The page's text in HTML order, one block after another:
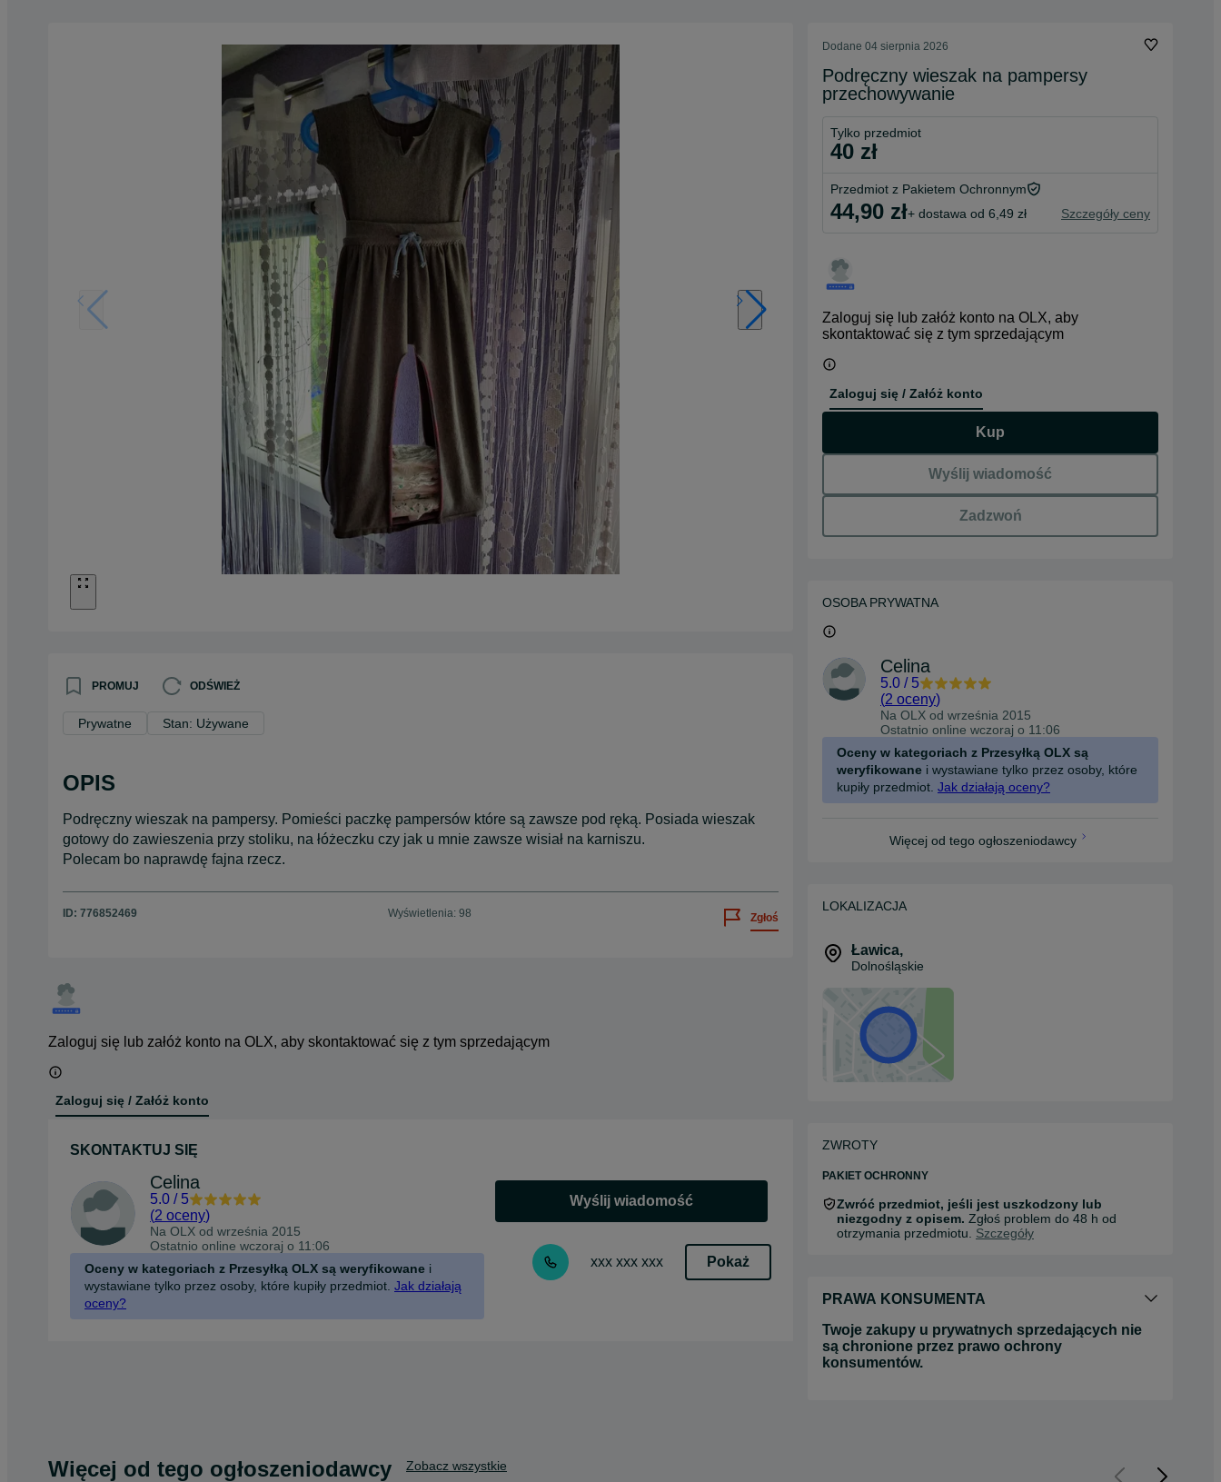
PROMUJ ODŚWIEŻ
Prywatne Stan: Używane
OPIS
Podręczny wieszak na pampersy. Pomieści paczkę pampersów które są zawsze pod ręką. Posiada wieszak
gotowy do zawieszenia przy stoliku, na łóżeczku czy jak u mnie zawsze wisiał na karniszu.
Polecam bo naprawdę fajna rzecz.
ID: 776852469 Wyświetlenia: 98 Zgłoś
Zaloguj się lub załóż konto na OLX, aby skontaktować się z tym sprzedającym
Zaloguj się / Załóż konto
SKONTAKTUJ SIĘ
Celina
5.0 / 5
(2 oceny)
Na OLX od września 2015
Ostatnio online wczoraj o 11:06
Oceny w kategoriach z Przesyłką OLX są weryfikowane i
wystawiane tylko przez osoby, które kupiły przedmiot. Jak działają
oceny?
Wyślij wiadomość
xxx xxx xxx Pokaż
Dodane 04 sierpnia 2026
Podręczny wieszak na pampersy
przechowywanie
Tylko przedmiot
40 zł
Przedmiot z Pakietem Ochronnym
44,90 zł+ dostawa od 6,49 zł Szczegóły ceny
Zaloguj się lub załóż konto na OLX, aby
skontaktować się z tym sprzedającym
Zaloguj się / Załóż konto
Kup
Wyślij wiadomość
Zadzwoń
OSOBA PRYWATNA
Celina
5.0 / 5
(2 oceny)
Na OLX od września 2015
Ostatnio online wczoraj o 11:06
Oceny w kategoriach z Przesyłką OLX są
weryfikowane i wystawiane tylko przez osoby, które
kupiły przedmiot. Jak działają oceny?
Więcej od tego ogłoszeniodawcy
LOKALIZACJA
Ławica,
Dolnośląskie
ZWROTY
PAKIET OCHRONNY
Zwróć przedmiot, jeśli jest uszkodzony lub
niezgodny z opisem. Zgłoś problem do 48 h od
otrzymania przedmiotu. Szczegóły
PRAWA KONSUMENTA
Twoje zakupy u prywatnych sprzedających nie
są chronione przez prawo ochrony
konsumentów.
Więcej od tego ogłoszeniodawcy Zobacz wszystkie